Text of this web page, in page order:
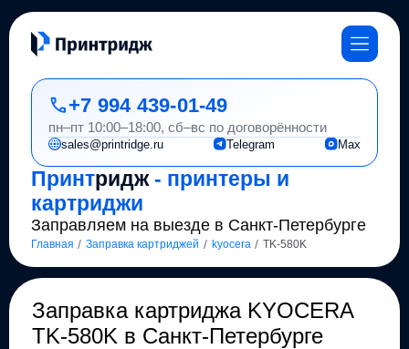
Принтридж- принтеры и
картриджи
Заправляем на выезде в Санкт-Петербурге
Главная / Заправка картриджей / kyocera / TK-580K
+7 994 439-01-49
пн–пт 10:00–18:00, сб–вс по договорённости
sales@printridge.ru Telegram Max
Заправка картриджа KYOCERA
TK-580K в Санкт-Петербурге